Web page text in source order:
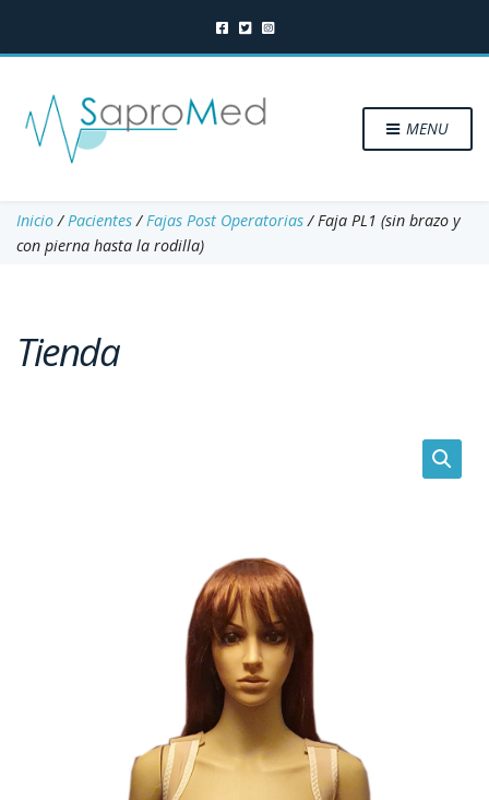
MENU
Inicio/Pacientes/Fajas Post Operatorias/ Faja PL1 (sin brazo y
con pierna hasta la rodilla)
Tienda